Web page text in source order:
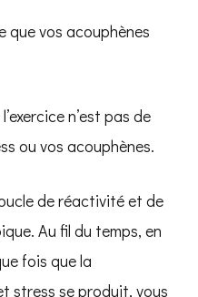
vos acouphènes
n’est pas de
ou vos acouphènes.
de réactivité et de
Au fil du temps, en
fois que la
stress se produit, vous